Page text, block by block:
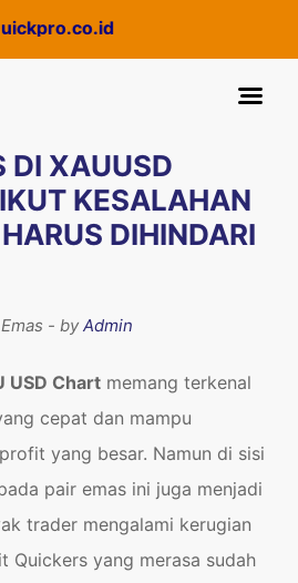
DI XAUUSD
KESALAHAN
DIHINDARI
- byAdmin
USD Chart memang terkenal
cepat dan mampu
yang besar. Namun di sisi
pair emas ini juga menjadi
trader mengalami kerugian
Quickers yang merasa sudah